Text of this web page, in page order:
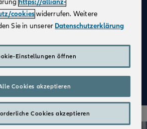
: Entwickle Dich gezielt weiter –
Gespräche und transparente
und die Grundlage für Deinen
im Vertrieb der Allianz
cookieswiderrufen. Weitere
Sie in unserer Datenschutzerklärung
Einstellungen öffnen
Cookies akzeptieren
Cookies akzeptieren